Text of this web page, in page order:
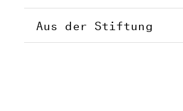
Aus der Stiftung